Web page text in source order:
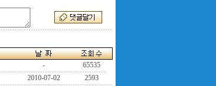
-
65535
2010-07-02
2593